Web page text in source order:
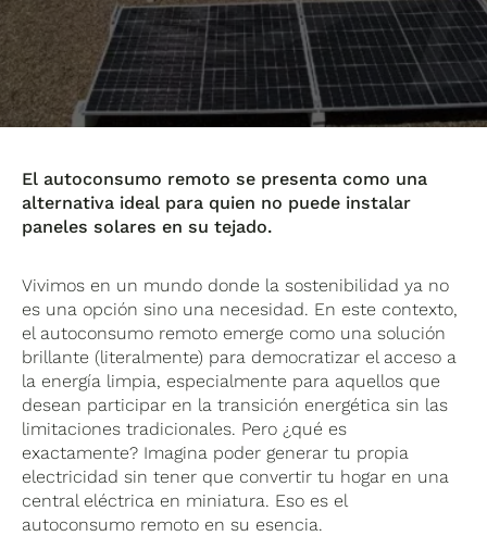
El autoconsumo remoto se presenta como una
alternativa ideal para quien no puede instalar
paneles solares en su tejado.
Vivimos en un mundo donde la sostenibilidad ya no
es una opción sino una necesidad. En este contexto,
el autoconsumo remoto emerge como una solución
brillante (literalmente) para democratizar el acceso a
la energía limpia, especialmente para aquellos que
desean participar en la transición energética sin las
limitaciones tradicionales. Pero ¿qué es
exactamente? Imagina poder generar tu propia
electricidad sin tener que convertir tu hogar en una
central eléctrica en miniatura. Eso es el
autoconsumo remoto en su esencia.